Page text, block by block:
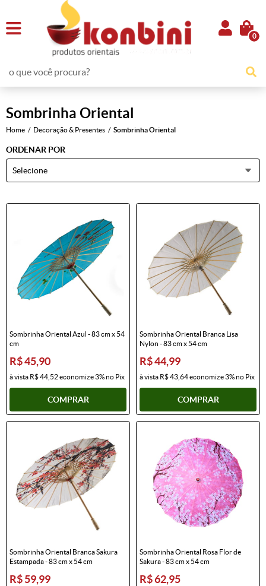
0
Sombrinha Oriental
Home Decoração & Presentes Sombrinha Oriental
ORDENAR POR
Selecione
Sombrinha Oriental Azul - 83 cm x 54
cm
R$ 45,90
à vista R$ 44,52economize3%no Pix
COMPRAR
Sombrinha Oriental Branca Lisa
Nylon - 83 cm x 54 cm
R$ 44,99
à vista R$ 43,64economize3%no Pix
COMPRAR
Sombrinha Oriental Branca Sakura
Estampada - 83 cm x 54 cm
R$ 59,99
Sombrinha Oriental Rosa Flor de
Sakura - 83 cm x 54 cm
R$ 62,95